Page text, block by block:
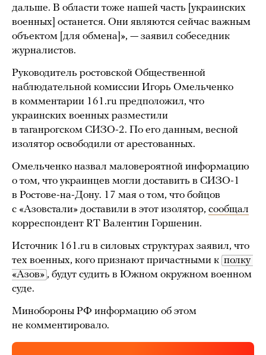
дальше. В области тоже нашей часть [украинских
военных] останется. Они являются сейчас важным
объектом [для обмена]», — заявил собеседник
журналистов.
Руководитель ростовской Общественной
наблюдательной комиссии Игорь Омельченко
в комментарии 161.ru предположил, что
украинских военных разместили
в таганрогском СИЗО-2. По его данным, весной
изолятор освободили от арестованных.
Омельченко назвал маловероятной информацию
о том, что украинцев могли доставить в СИЗО-1
в Ростове-на-Дону. 17 мая о том, что бойцов
с «Азовстали» доставили в этот изолятор, сообщал
корреспондент RT Валентин Горшенин.
Источник 161.ru в силовых структурах заявил, что
тех военных, кого признают причастными к полку
«Азов» , будут судить в Южном окружном военном
суде.
Минобороны РФ информацию об этом
не комментировало.